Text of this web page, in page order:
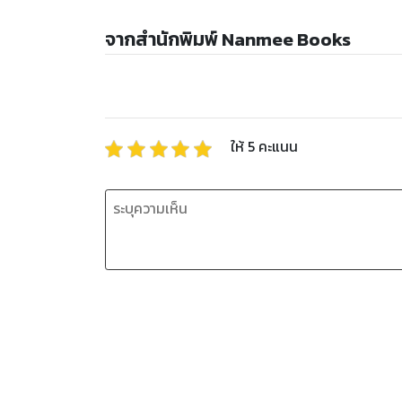
จากสำนักพิมพ์ Nanmee Books
ให้ 5 คะแนน